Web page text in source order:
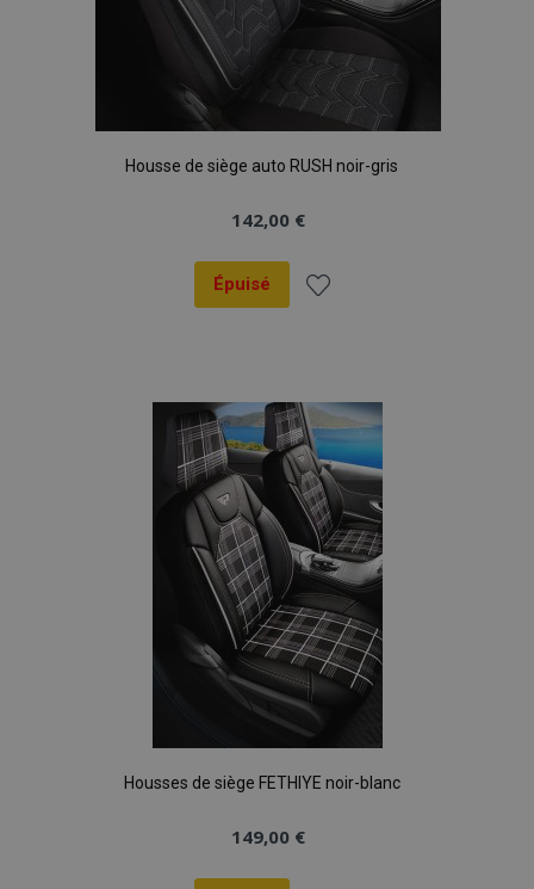
Housse de siège auto RUSH noir-gris
142,00 €
Épuisé
liste
d'achats
Housses de siège FETHIYE noir-blanc
149,00 €